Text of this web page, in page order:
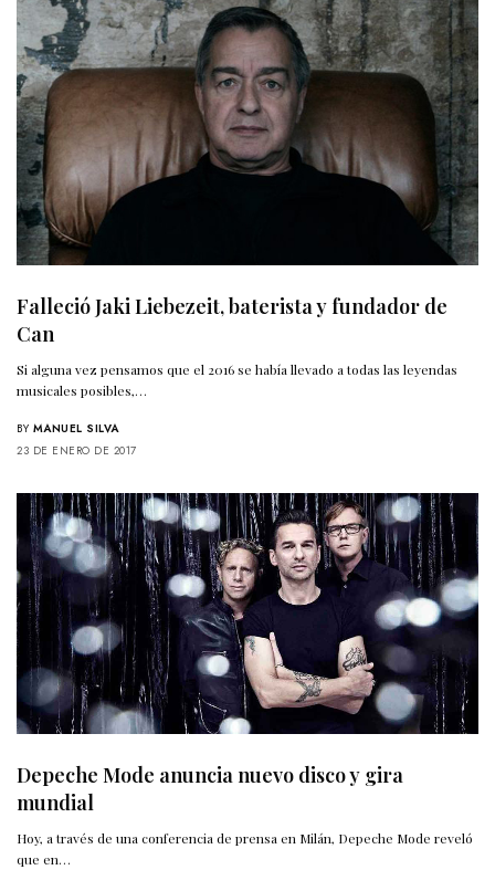
Falleció Jaki Liebezeit, baterista y fundador de
Can
Si alguna vez pensamos que el 2016 se había llevado a todas las leyendas
musicales posibles,…
BY MANUEL SILVA
23 DE ENERO DE 2017
Depeche Mode anuncia nuevo disco y gira
mundial
Hoy, a través de una conferencia de prensa en Milán, Depeche Mode reveló
que en…